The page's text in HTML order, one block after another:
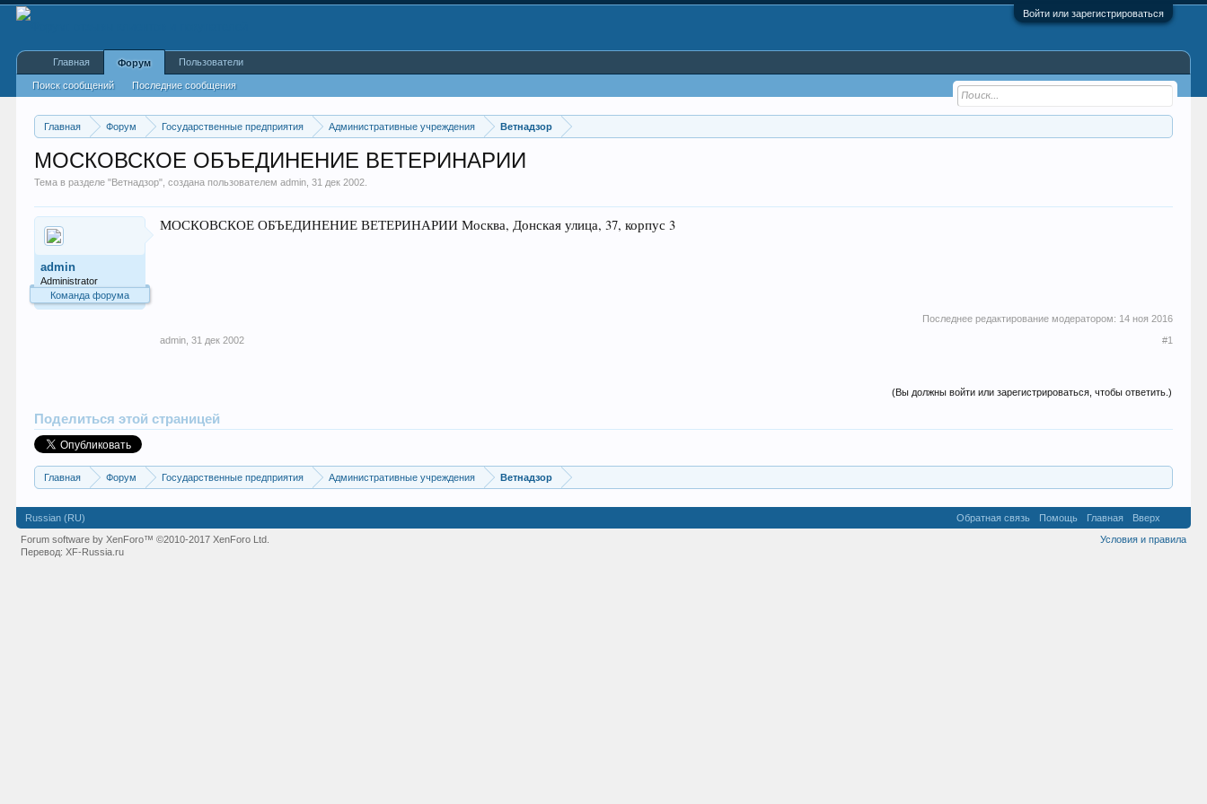
Войти или зарегистрироваться
Главная Форум Государственные предприятия Административные учреждения Ветнадзор
МОСКОВСКОЕ ОБЪЕДИНЕНИЕ ВЕТЕРИНАРИИ
Тема в разделе "Ветнадзор", создана пользователемadmin ,31 дек 2002
admin
Administrator
Команда форума
МОСКОВСКОЕ ОБЪЕДИНЕНИЕ ВЕТЕРИНАРИИ Москва, Донская улица, 37, корпус 3
Последнее редактирование модератором: 14 ноя 2016
admin 31 дек 2002 #1
(Вы должны войти или зарегистрироваться, чтобы ответить.)
Поделиться этой страницей
Главная Форум Государственные предприятия Административные учреждения Ветнадзор
Главная Форум
Поиск сообщений Последние сообщения
Пользователи
Russian (RU) Обратная связь Помощь Главная
Вверх
Условия и правила
Forum software by XenForo™©2010-2017 XenForo Ltd.
Перевод:XF-Russia.ru